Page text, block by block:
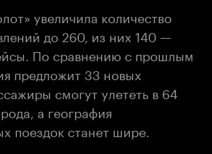
увеличила количество
до 260, из них 140 —
По сравнению с прошлым
предложит 33 новых
смогут улететь в 64
а география
поездок станет шире.